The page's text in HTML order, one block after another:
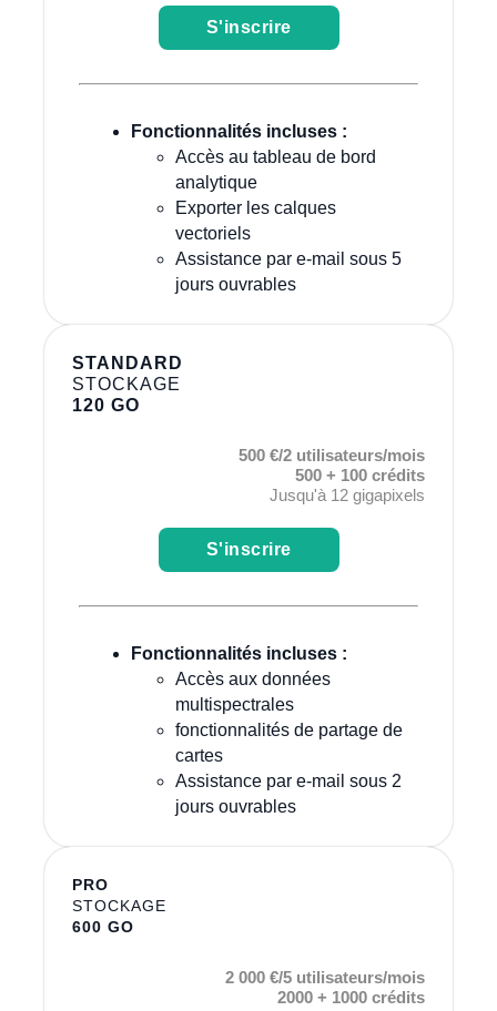
S'inscrire
Fonctionnalités incluses :
Accès au tableau de bord
analytique
Exporter les calques
vectoriels
Assistance par e-mail sous 5
jours ouvrables
STANDARD
STOCKAGE
120 GO
500 €/2 utilisateurs/mois
500 + 100 crédits
Jusqu'à 12 gigapixels
S'inscrire
Fonctionnalités incluses :
Accès aux données
multispectrales
fonctionnalités de partage de
cartes
Assistance par e-mail sous 2
jours ouvrables
PRO
STOCKAGE
600 GO
2 000 €/5 utilisateurs/mois
2000 + 1000 crédits